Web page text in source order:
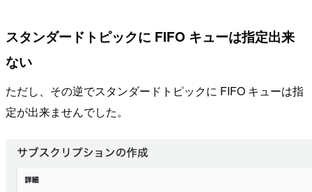
スタンダードトピックに FIFO キューは指定出来
ない
ただし、その逆でスタンダードトピックに FIFO キューは指
定が出来ませんでした。